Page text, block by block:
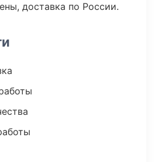
доставка по России.